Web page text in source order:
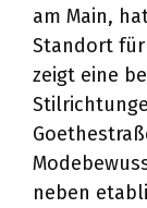
am Main,
Standort
zeigt eine
neben